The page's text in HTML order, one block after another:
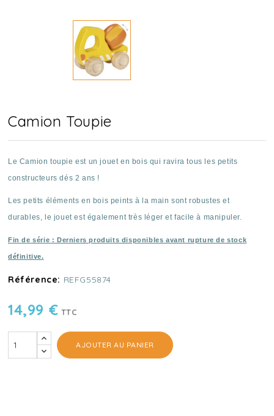
Camion Toupie
Le Camion toupie est un jouet en bois qui ravira tous les petits
constructeurs dés 2 ans !
Les petits éléments en bois peints à la main sont robustes et
durables, le jouet est également très léger et facile à manipuler.
Fin de série : Derniers produits disponibles avant rupture de stock
définitive.
Référence: REFG55874
14,99 € TTC
AJOUTER AU PANIER